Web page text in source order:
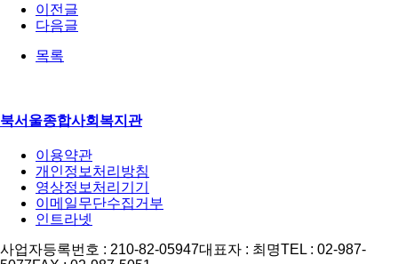
이전글
다음글
목록
북서울종합사회복지관
이용약관
개인정보처리방침
영상정보처리기기
이메일무단수집거부
인트라넷
사업자등록번호 : 210-82-05947대표자 : 최명TEL : 02-987-